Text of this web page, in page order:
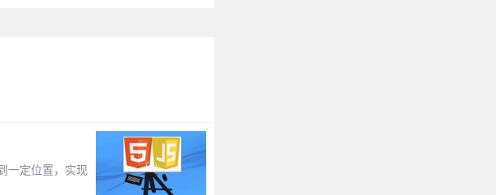
一定位置，实现